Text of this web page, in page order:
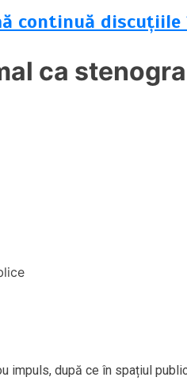
continuă
ca
impuls, după ce în spațiul